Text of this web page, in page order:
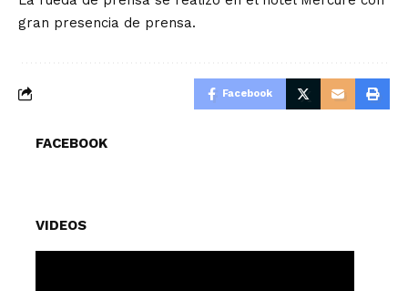
gran presencia de prensa.
Facebook
FACEBOOK
VIDEOS